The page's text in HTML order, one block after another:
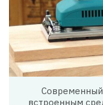
Современный
встроенным